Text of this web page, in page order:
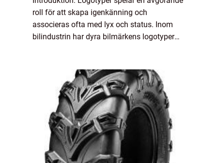
roll för att skapa igenkänning och
associeras ofta med lyx och status. Inom
bilindustrin har dyra bilmärkens logotyper